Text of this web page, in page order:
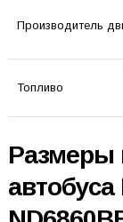
Производитель
Топливо
Размеры